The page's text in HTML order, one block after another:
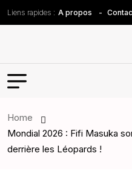
Liens rapides : A propos
Home
Mondial 2026 : Fifi Masuka
derrière les Léopards !